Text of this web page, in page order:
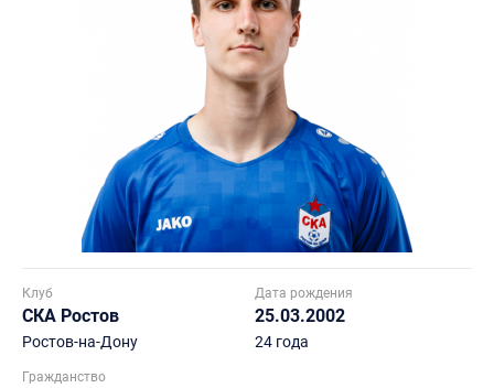
Клуб
СКА Ростов
Ростов-на-Дону
Дата рождения
25.03.2002
24 года
Гражданство